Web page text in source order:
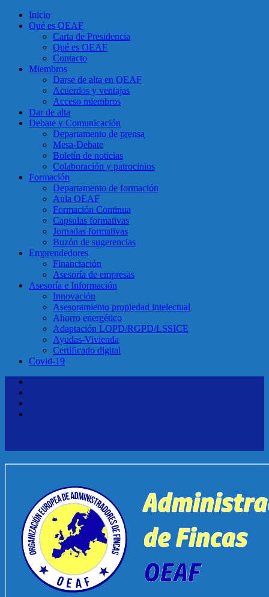
Inicio
Qué es OEAF
Carta de Presidencia
Qué es OEAF
Contacto
Miembros
Darse de alta en OEAF
Acuerdos y ventajas
Acceso miembros
Dar de alta
Debate y Comunicación
Departamento de prensa
Mesa-Debate
Boletín de noticias
Colaboración y patrocinios
Formación
Departamento de formación
Aula OEAF
Formación Continua
Capsulas formativas
Jornadas formativas
Buzón de sugerencias
Emprendedores
Financiación
Asesoría de empresas
Asesoría e Información
Innovación
Asesoramiento propiedad intelectual
Ahorro energético
Adaptación LOPD/RGPD/LSSICE
Ayudas-Vivienda
Certificado digital
Covid-19